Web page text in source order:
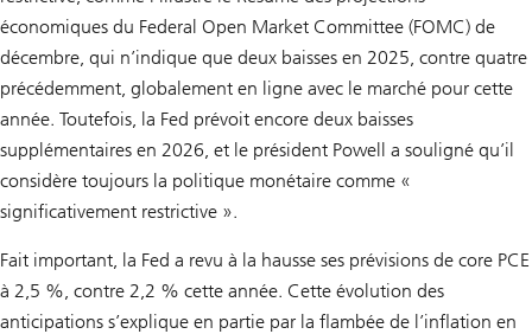
économiques du Federal Open Market Committee (FOMC) de
décembre, qui n’indique que deux baisses en 2025, contre quatre
précédemment, globalement en ligne avec le marché pour cette
année. Toutefois, la Fed prévoit encore deux baisses
supplémentaires en 2026, et le président Powell a souligné qu’il
considère toujours la politique monétaire comme «
significativement restrictive ».
Fait important, la Fed a revu à la hausse ses prévisions de core PCE
à 2,5 %, contre 2,2 % cette année. Cette évolution des
anticipations s’explique en partie par la flambée de l’inflation en